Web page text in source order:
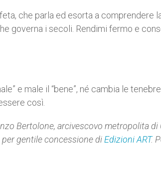
che parla ed esorta a comprendere
governa i secoli. Rendimi fermo e
e male il “bene”, né cambia le
così.
Bertolone, arcivescovo metropolita di
per gentile concessione di Edizioni ART.